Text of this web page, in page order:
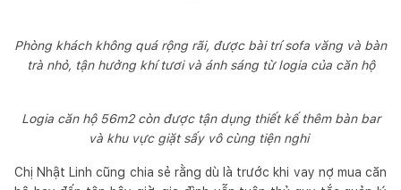
Phòng khách không quá rộng rãi, được bài trí sofa văng và bàn
trà nhỏ, tận hưởng khí tươi và ánh sáng từ logia của căn hộ
Logia căn hộ 56m2 còn được tận dụng thiết kế thêm bàn bar
và khu vực giặt sấy vô cùng tiện nghi
Chị Nhật Linh cũng chia sẻ rằng dù là trước khi vay nợ mua căn